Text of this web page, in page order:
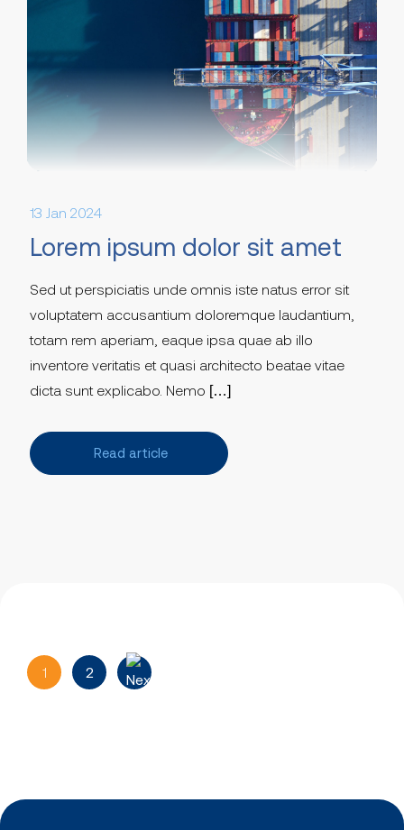
13 Jan 2024
Lorem ipsum dolor sit amet
Sed ut perspiciatis unde omnis iste natus error sit
voluptatem accusantium doloremque laudantium,
totam rem aperiam, eaque ipsa quae ab illo
inventore veritatis et quasi architecto beatae vitae
dicta sunt explicabo. Nemo […]
Read article
1 2